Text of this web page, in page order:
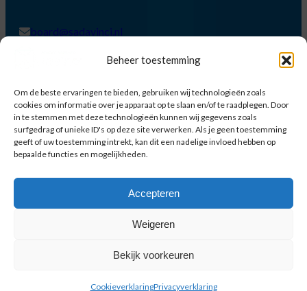
Beheer toestemming
Om de beste ervaringen te bieden, gebruiken wij technologieën zoals
cookies om informatie over je apparaat op te slaan en/of te raadplegen. Door
in te stemmen met deze technologieën kunnen wij gegevens zoals
surfgedrag of unieke ID's op deze site verwerken. Als je geen toestemming
geeft of uw toestemming intrekt, kan dit een nadelige invloed hebben op
bepaalde functies en mogelijkheden.
Accepteren
Weigeren
Bekijk voorkeuren
CookieverklaringPrivacyverklaring
board@sadavinci.nl
Wij zijn de eerste en grootste studentenvereniging voor
alle studenten van Venlo. Ons doel is om studenten met
elkaar in contact te brengen en iedereen een
onvergetelijke tijd te geven!
Website realisatie door yorickblom.nl © Copyright 2025